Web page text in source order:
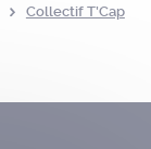
Collectif T’Cap